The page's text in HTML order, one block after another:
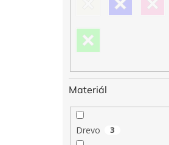
Materiál
Drevo 3